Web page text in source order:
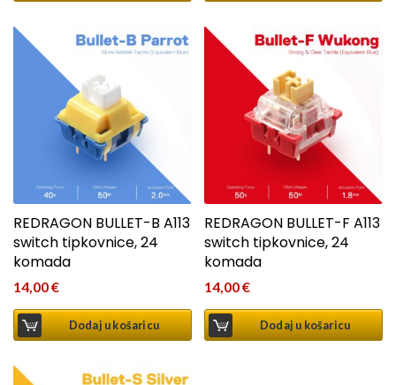
REDRAGON BULLET-B A113
switch tipkovnice, 24
komada
14,00€
Dodaj u košaricu
REDRAGON BULLET-F A113
switch tipkovnice, 24
komada
14,00€
Dodaj u košaricu